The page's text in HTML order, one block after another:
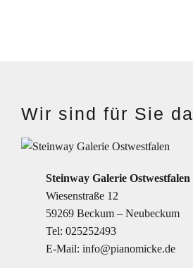
Wir sind für Sie da
Steinway Galerie Ostwestfalen
Wiesenstraße 12
59269 Beckum – Neubeckum
Tel: 025252493
E-Mail: info@pianomicke.de